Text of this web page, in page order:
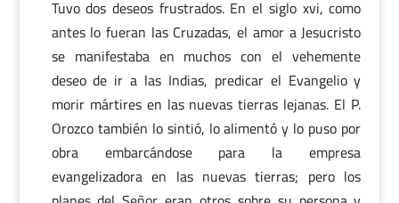
Tuvo dos deseos frustrados. En el siglo xvi, como
antes lo fueran las Cruzadas, el amor a Jesucristo
se manifestaba en muchos con el vehemente
deseo de ir a las Indias, predicar el Evangelio y
morir mártires en las nuevas tierras lejanas. El P.
Orozco también lo sintió, lo alimentó y lo puso por
obra embarcándose para la empresa
evangelizadora en las nuevas tierras; pero los